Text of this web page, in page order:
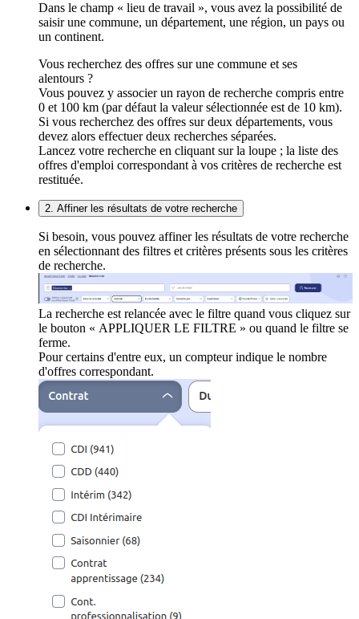
Dans le champ « lieu de travail », vous avez la possibilité de
saisir une commune, un département, une région, un pays ou
un continent.
Vous recherchez des offres sur une commune et ses
alentours ?
Vous pouvez y associer un rayon de recherche compris entre
0 et 100 km (par défaut la valeur sélectionnée est de 10 km).
Si vous recherchez des offres sur deux départements, vous
devez alors effectuer deux recherches séparées.
Lancez votre recherche en cliquant sur la loupe ; la liste des
offres d'emploi correspondant à vos critères de recherche est
restituée.
2. Affiner les résultats de votre recherche
Si besoin, vous pouvez affiner les résultats de votre recherche
en sélectionnant des filtres et critères présents sous les critères
de recherche.
La recherche est relancée avec le filtre quand vous cliquez sur
le bouton « APPLIQUER LE FILTRE » ou quand le filtre se
ferme.
Pour certains d'entre eux, un compteur indique le nombre
d'offres correspondant.